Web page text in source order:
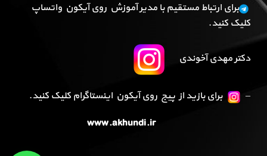
برای ارتباط مستقیم با مدیر آموزش روی آیکون واتساپ
کلیک کنید.
دکتر مهدی آخوندی
–
برای بازید از پیج روی آیکون اینستاگرام کلیک کنید.
www.akhundi.ir